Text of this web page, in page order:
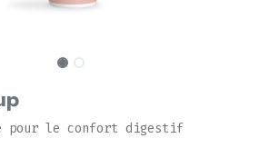
pour le confort digestif